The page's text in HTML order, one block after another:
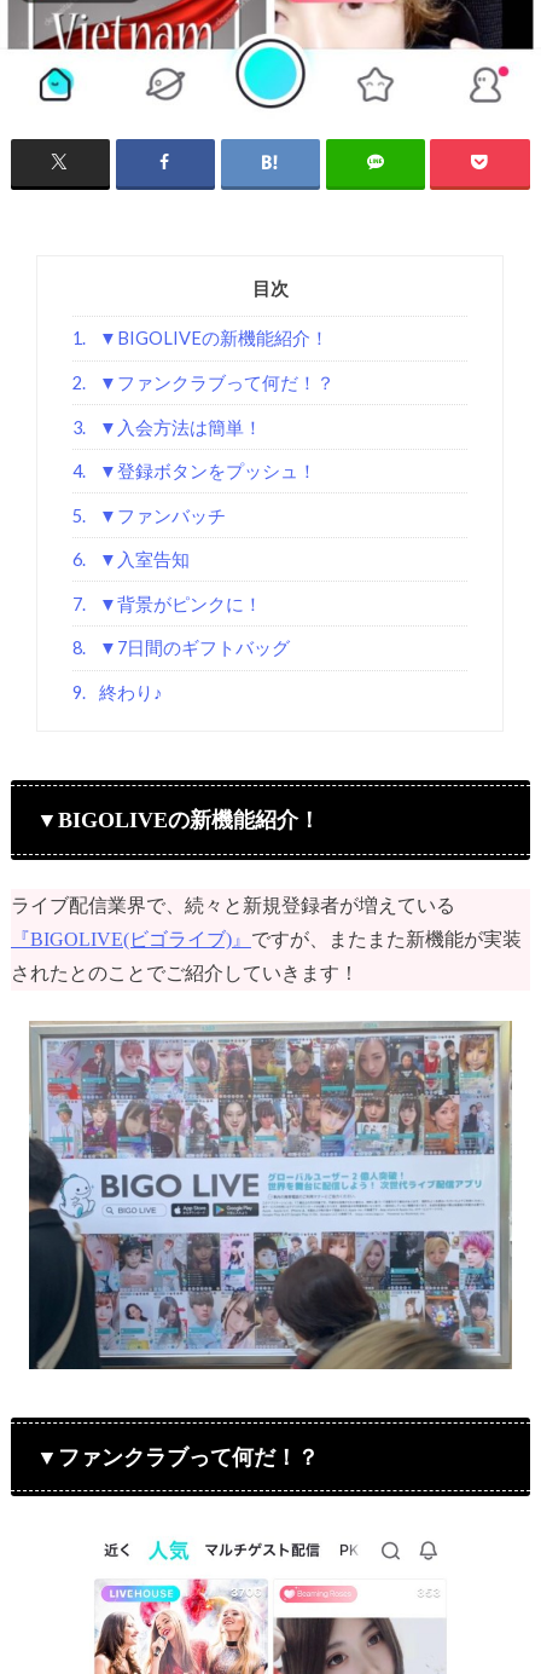
目次
1. ▼BIGOLIVEの新機能紹介！
2. ▼ファンクラブって何だ！？
3. ▼入会方法は簡単！
4. ▼登録ボタンをプッシュ！
5. ▼ファンバッチ
6. ▼入室告知
7. ▼背景がピンクに！
8. ▼7日間のギフトバッグ
9. 終わり♪
▼BIGOLIVEの新機能紹介！
ライブ配信業界で、続々と新規登録者が増えている
『BIGOLIVE(ビゴライブ)』 ですが、またまた新機能が実装
されたとのことでご紹介していきます！
▼ファンクラブって何だ！？